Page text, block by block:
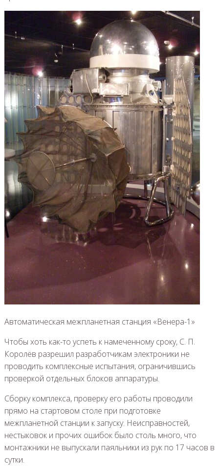
Автоматическая межпланетная станция «Венера-1»
Чтобы хоть как-то успеть к намеченному сроку, С. П.
Королёв разрешил разработчикам электроники не
проводить комплексные испытания, ограничившись
проверкой отдельных блоков аппаратуры.
Сборку комплекса, проверку его работы проводили
прямо на стартовом столе при подготовке
межпланетной станции к запуску. Неисправностей,
нестыковок и прочих ошибок было столь много, что
монтажники не выпускали паяльники из рук по 17 часов в
сутки.